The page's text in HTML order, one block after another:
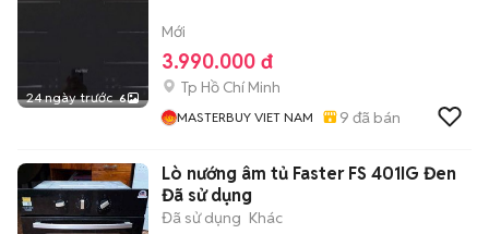
24 ngày trước 6
Mới
3.990.000 đ
Tp Hồ Chí Minh
MASTERBUY VIET NAM 9 đã bán
Lò nướng âm tủ Faster FS 401IG Đen
Đã sử dụng
Đã sử dụng Khác